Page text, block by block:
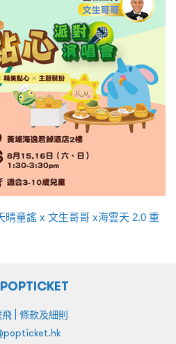
晴童謠 x 文生哥哥 x海雲天 2.0 重
| 條款及細則